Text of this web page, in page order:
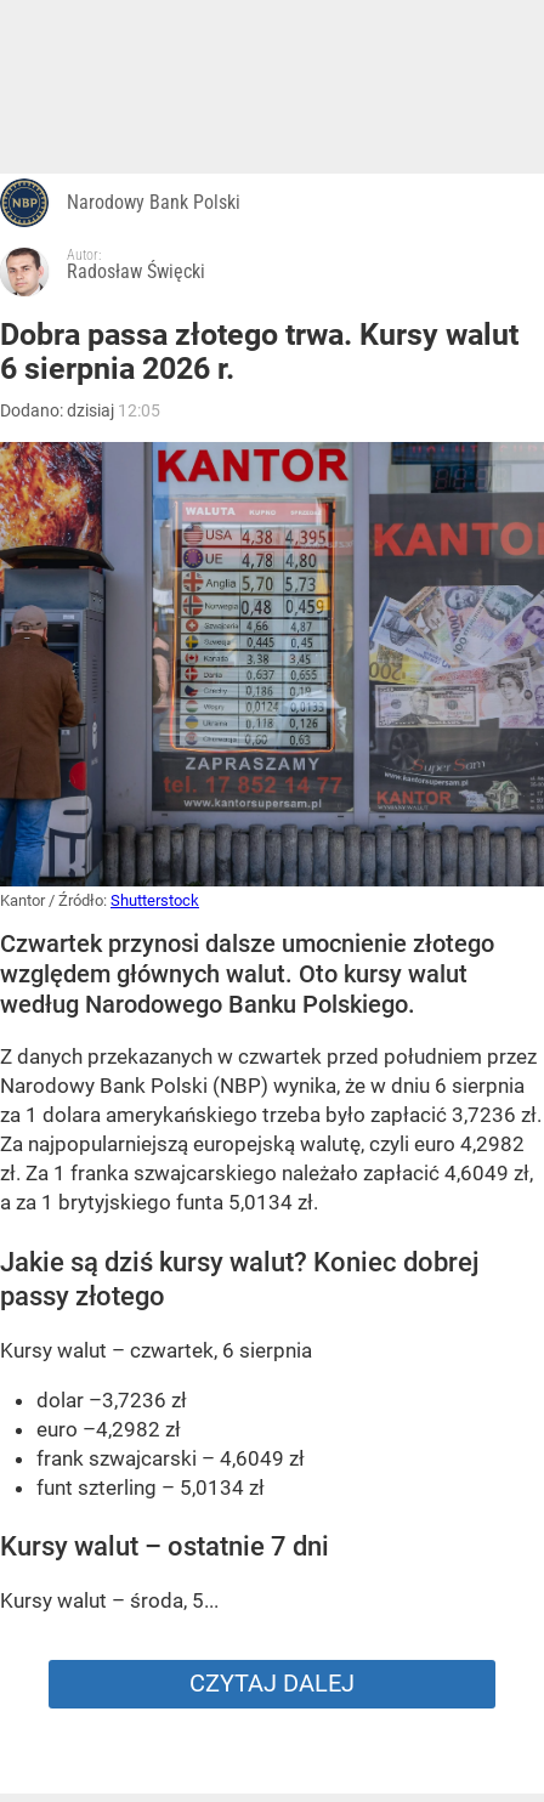
Narodowy Bank Polski
Autor:
Radosław Święcki
Dobra passa złotego trwa. Kursy walut
6 sierpnia 2026 r.
Dodano:dzisiaj 12:05
Kantor/ Źródło: Shutterstock
Czwartek przynosi dalsze umocnienie złotego
względem głównych walut. Oto kursy walut
według Narodowego Banku Polskiego.
Z danych przekazanych w czwartek przed południem przez
Narodowy Bank Polski (NBP) wynika, że w dniu 6 sierpnia
za 1 dolara amerykańskiego trzeba było zapłacić 3,7236 zł.
Za najpopularniejszą europejską walutę, czyli euro 4,2982
zł. Za 1 franka szwajcarskiego należało zapłacić 4,6049 zł,
a za 1 brytyjskiego funta 5,0134 zł.
Jakie są dziś kursy walut? Koniec dobrej
passy złotego
Kursy walut – czwartek, 6 sierpnia
dolar –3,7236 zł
euro –4,2982 zł
frank szwajcarski – 4,6049 zł
funt szterling – 5,0134 zł
Kursy walut – ostatnie 7 dni
Kursy walut – środa, 5...
CZYTAJ DALEJ